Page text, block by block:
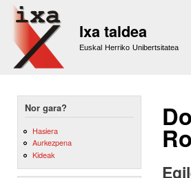
Ixa taldea
Euskal Herriko Unibertsitatea
Nor gara?
Hasiera
Aurkezpena
Kideak